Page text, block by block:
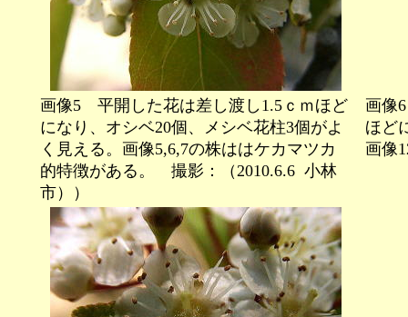
画像5 平開した花は差し渡し1.5ｃｍほど
になり、オシベ20個、メシベ花柱3個がよ
く見える。画像5,6,7の株ははケカマツカ
的特徴がある。 撮影：（2010.6.6 小林
市））
画像
ほど
画像